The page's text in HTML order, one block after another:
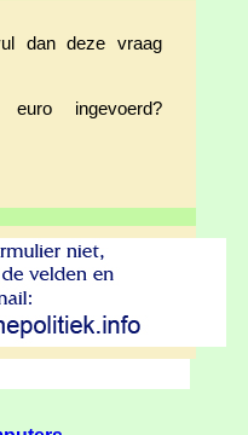
dan deze vraag
ingevoerd?